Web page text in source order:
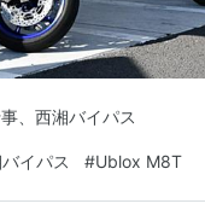
、西湘バイパス
イパス #Ublox M8T